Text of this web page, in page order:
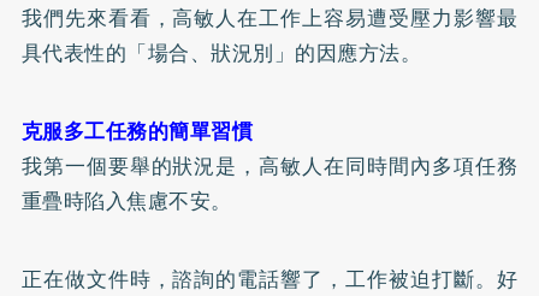
我們先來看看，高敏人在工作上容易遭受壓力影響最
具代表性的「場合、狀況別」的因應方法。
克服多工任務的簡單習慣
我第一個要舉的狀況是，高敏人在同時間內多項任務
重疊時陷入焦慮不安。
正在做文件時，諮詢的電話響了，工作被迫打斷。好